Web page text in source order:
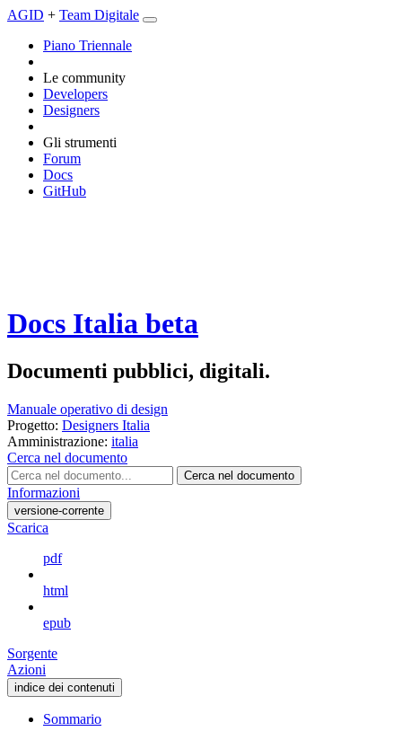
AGID + Team Digitale
Piano Triennale
Le community
Developers
Designers
Gli strumenti
Forum
Docs
GitHub
Docs Italia beta
Documenti pubblici, digitali.
Manuale operativo di design
Progetto: Designers Italia
Amministrazione: italia
Cerca nel documento
Cerca nel documento
Informazioni
versione-corrente
Scarica
pdf
html
epub
Sorgente
Azioni
indice dei contenuti
Sommario